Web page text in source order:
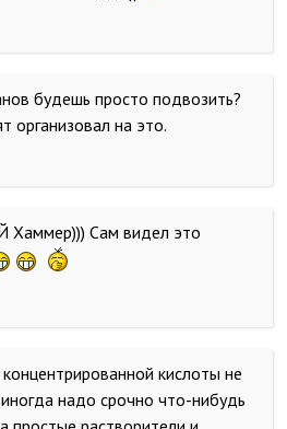
будешь просто подвозить?
организовал на это.
Сам видел это
кислоты не
надо срочно что-нибудь